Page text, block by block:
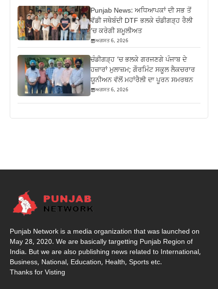
Punjab News: ਅਧਿਆਪਕਾਂ ਦੀ ਸਭ ਤੋਂ
ਵੱਡੀ ਜਥੇਬੰਦੀ DTF ਭਲਕੇ ਚੰਡੀਗੜ੍ਹ ਰੈਲੀ
‘ਚ ਕਰੇਗੀ ਸ਼ਮੂਲੀਅਤ
ਅਗਸਤ 6, 2026
ਚੰਡੀਗੜ੍ਹ ‘ਚ ਭਲਕੇ ਗਰਜਣਗੇ ਪੰਜਾਬ ਦੇ
ਹਜ਼ਾਰਾਂ ਮੁਲਾਜ਼ਮ; ਗੌਰਮਿੰਟ ਸਕੂਲ ਲੈਕਚਰਾਰ
ਯੂਨੀਅਨ ਵੱਲੋਂ ਮਹਾਂਰੈਲੀ ਦਾ ਪੂਰਨ ਸਮਰਥਨ
ਅਗਸਤ 6, 2026
Punjab Network is a media organization that was launched on
May 28, 2020. We are basically targetting Punjab Region of
India. But we are also publishing news related to International,
Business, National, Education, Health, Sports etc.
Thanks for Visting